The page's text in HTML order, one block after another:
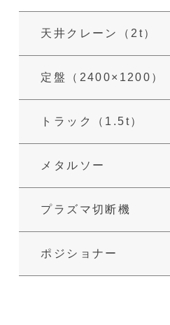
天井クレーン （2t）
定盤 （2400×1200）
トラック （1.5t）
メタルソー
プラズマ切断機
ポジショナー